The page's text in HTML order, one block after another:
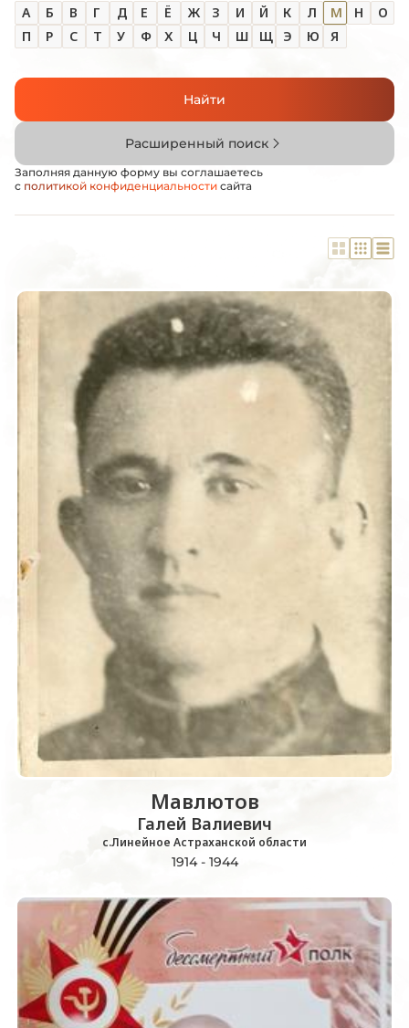
А Б В Г Д Е Ё Ж З И Й К Л М Н
О
П
Р С Т У Ф Х Ц Ч Ш Щ Э Ю Я
Найти
Расширенный поиск
Заполняя данную форму вы соглашаетесь
с политикой конфиденциальности сайта
Мавлютов
Галей Валиевич
с.Линейное Астраханской области
1914 - 1944